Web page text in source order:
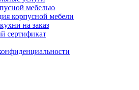
мебелью
корпусной мебели
на заказ
сертификат